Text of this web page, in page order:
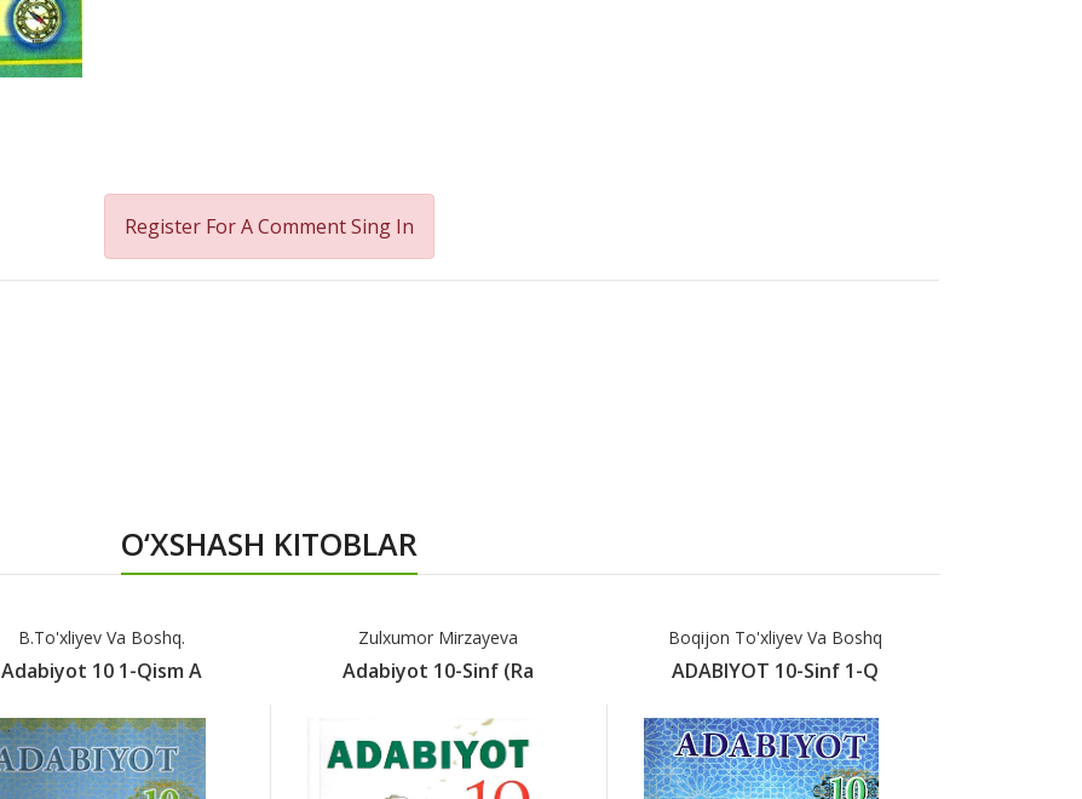
Register For A CommentSing In
O‘XSHASH KITOBLAR
B.To'xliyev Va Boshq.
Adabiyot 10 1-Qism А
Zulxumor Mirzayeva
Adabiyot 10-Sinf (ra
Boqijon To'xliyev Va Boshq
ADABIYOT 10-Sinf 1-Q